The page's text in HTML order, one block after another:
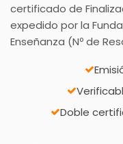
certificado de
expedido por la
Enseñanza (Nº de
Doble